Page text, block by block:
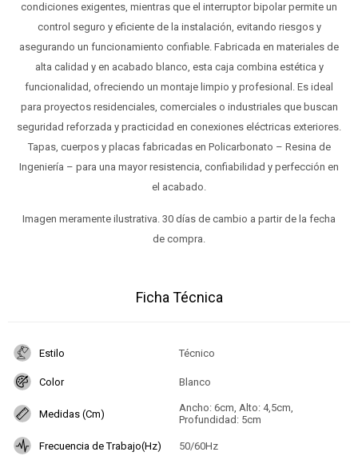
condiciones exigentes, mientras que el interruptor bipolar permite un
control seguro y eficiente de la instalación, evitando riesgos y
asegurando un funcionamiento confiable. Fabricada en materiales de
alta calidad y en acabado blanco, esta caja combina estética y
funcionalidad, ofreciendo un montaje limpio y profesional. Es ideal
para proyectos residenciales, comerciales o industriales que buscan
seguridad reforzada y practicidad en conexiones eléctricas exteriores.
Tapas, cuerpos y placas fabricadas en Policarbonato – Resina de
Ingeniería – para una mayor resistencia, confiabilidad y perfección en
el acabado.
Imagen meramente ilustrativa. 30 días de cambio a partir de la fecha
de compra.
Ficha Técnica
Estilo Técnico
Color Blanco
Medidas (Cm)
Ancho: 6cm, Alto: 4,5cm,
Profundidad: 5cm
Frecuencia de Trabajo(Hz) 50/60Hz